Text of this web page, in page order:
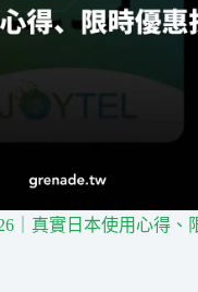
｜真實日本使用心得、